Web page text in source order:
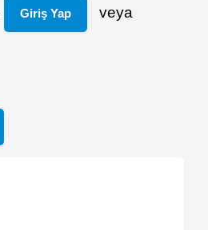
Giriş Yap veya